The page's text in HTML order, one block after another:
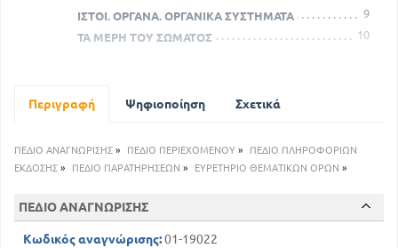
ΙΣΤΟΙ. ΟΡΓΑΝΑ. ΟΡΓΑΝΙΚΑ ΣΥΣΤΗΜΑΤΑ
9
ΤΑ ΜΕΡΗ ΤΟΥ ΣΩΜΑΤΟΣ
10
Η ΚΑΤΑΣΚΕΥΗ ΤΩΝ ΟΣΤΩΝ
Ο ΣΚΕΛΕΤΟΣ ΤΗΣ ΚΕΦΑΛΗΣ
Ο ΣΚΕΛΕΤΟΣ ΤΟΥ ΚΟΡΜΟΥ
Ο ΣΚΕΛΕΤΟΣ ΤΩΝ ΚΑΤΩ ΑΚΡΩΝ
24
ΔΙΑΣΤΡΕΜΜΑ - ΕΞΑΡΘΡΗΜΑ - ΚΑΤΑΓΜΑ
Περιγραφή Ψηφιοποίηση Σχετικά
ΠΕΔΙΟ ΑΝΑΓΝΩΡΙΣΗΣ » ΠΕΔΙΟ ΠΕΡΙΕΧΟΜΕΝΟΥ »
ΠΕΔΙΟ ΠΛΗΡΟΦΟΡΙΩΝ
ΕΚΔΟΣΗΣ » ΠΕΔΙΟ ΠΑΡΑΤΗΡΗΣΕΩΝ » ΕΥΡΕΤΗΡΙΟ ΘΕΜΑΤΙΚΩΝ ΟΡΩΝ »
ΠΕΔΙΟ ΑΝΑΓΝΩΡΙΣΗΣ
Κωδικός αναγνώρισης:01-19022